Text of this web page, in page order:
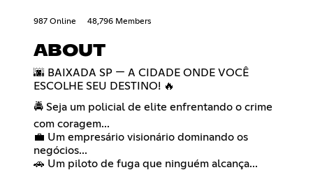
987 Online 48,796 Members
ABOUT
🌆 BAIXADA SP — A CIDADE ONDE VOCÊ
ESCOLHE SEU DESTINO! 🔥
🚔 Seja um policial de elite enfrentando o crime
com coragem...
💼 Um empresário visionário dominando os
negócios...
🚗 Um piloto de fuga que ninguém alcança...